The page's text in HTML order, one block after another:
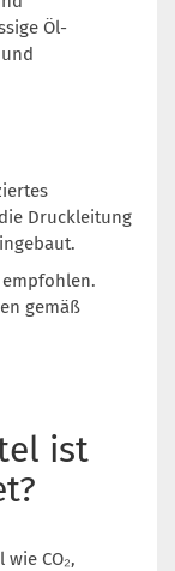
Öl-
Druckleitung
gemäß
ist
CO₂,